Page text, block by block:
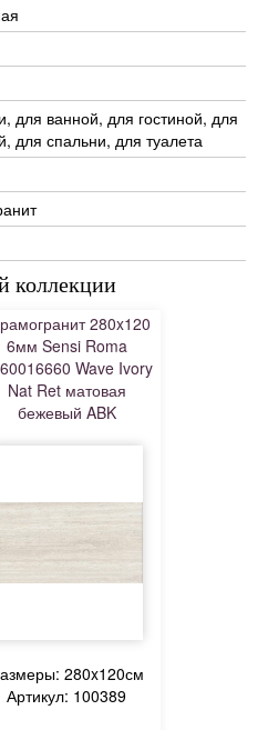
для ванной, для гостиной, для
для спальни, для туалета
коллекции
280x120
6мм Sensi Roma
Wave Ivory
Nat Ret матовая
бежевый ABK
280x120см
Артикул: 100389